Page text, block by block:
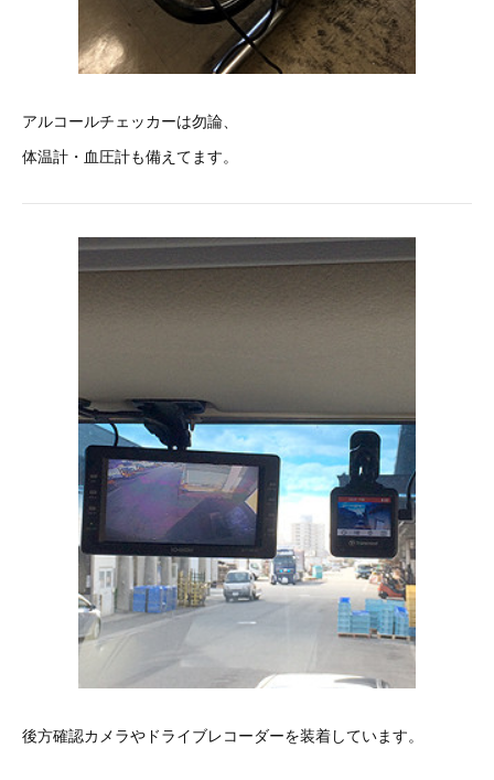
アルコールチェッカーは勿論、
体温計・血圧計も備えてます。
後方確認カメラやドライブレコーダーを装着しています。